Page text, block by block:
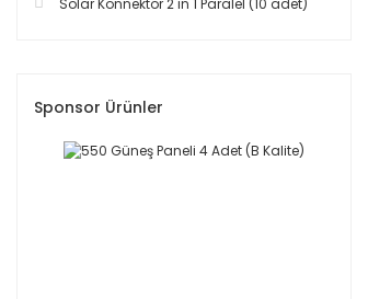
Solar Konnektör 2 in 1 Paralel (10 adet)
Sponsor Ürünler